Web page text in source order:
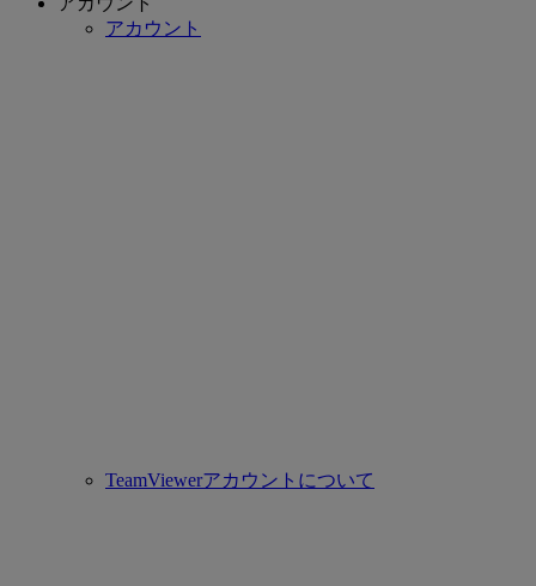
アカウント
TeamViewerアカウントについて